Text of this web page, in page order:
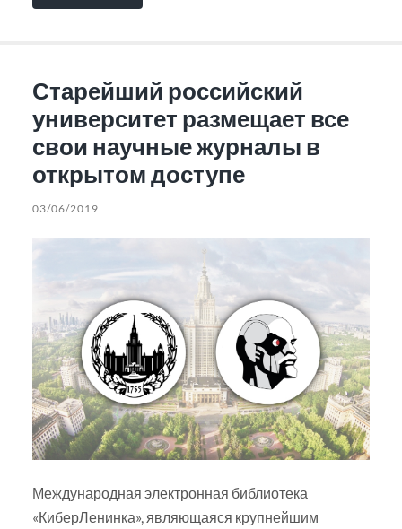
Старейший российский
университет размещает все
свои научные журналы в
открытом доступе
03/06/2019
Международная электронная библиотека
«КиберЛенинка», являющаяся крупнейшим